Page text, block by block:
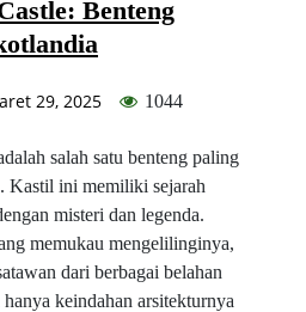
Benteng
29, 2025 1044
salah satu benteng paling
Kastil ini memiliki sejarah
misteri dan legenda.
memukau mengelilinginya,
dari berbagai belahan
keindahan arsitekturnya